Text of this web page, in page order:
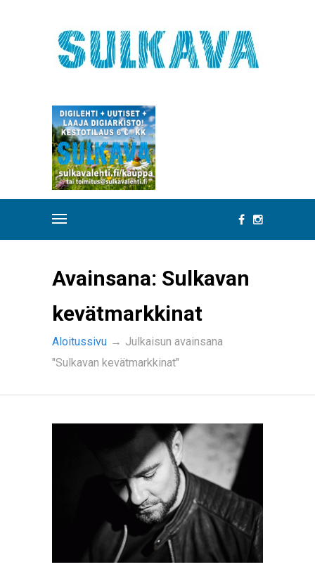
Avainsana: Sulkavan
kevätmarkkinat
Aloitussivu → Julkaisun avainsana
"Sulkavan kevätmarkkinat"